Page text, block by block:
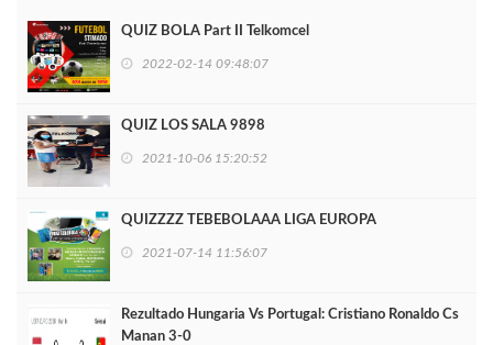
QUIZ BOLA Part II Telkomcel
2022-02-14 09:48:07
QUIZ LOS SALA 9898
2021-10-06 15:20:52
QUIZZZZ TEBEBOLAAA LIGA EUROPA
2021-07-14 11:56:07
Rezultado Hungaria Vs Portugal: Cristiano Ronaldo Cs
Manan 3-0